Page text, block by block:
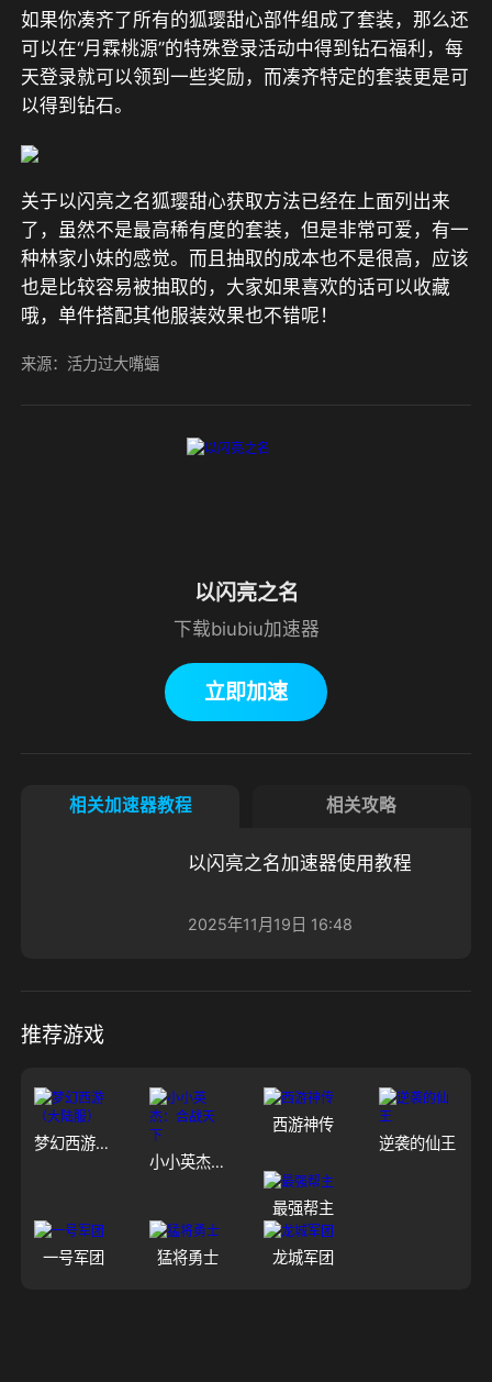
如果你凑齐了所有的狐璎甜心部件组成了套装，那么还
可以在“月霖桃源”的特殊登录活动中得到钻石福利，每
天登录就可以领到一些奖励，而凑齐特定的套装更是可
以得到钻石。
关于以闪亮之名狐璎甜心获取方法已经在上面列出来
了，虽然不是最高稀有度的套装，但是非常可爱，有一
种林家小妹的感觉。而且抽取的成本也不是很高，应该
也是比较容易被抽取的，大家如果喜欢的话可以收藏
哦，单件搭配其他服装效果也不错呢！
来源：活力过大嘴蝠
以闪亮之名
下载biubiu加速器
立即加速
相关加速器教程 相关攻略
以闪亮之名加速器使用教程
2025年11月19日 16:48
推荐游戏
梦幻西游（大陆服）
小小英杰：合战天下
西游神传
逆袭的仙王
最强帮主
一号军团 猛将勇士 龙城军团